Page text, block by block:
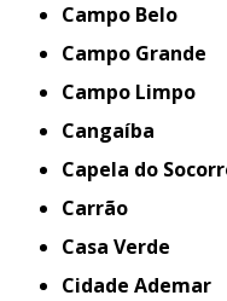
Campo Belo
Campo Grande
Campo Limpo
Cangaíba
Capela do
Carrão
Casa Verde
Cidade Ademar